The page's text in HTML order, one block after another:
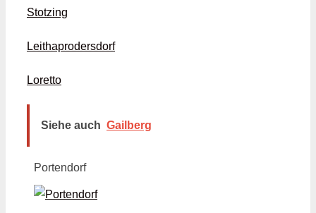
Stotzing
Leithaprodersdorf
Loretto
Siehe auch Gailberg
Portendorf